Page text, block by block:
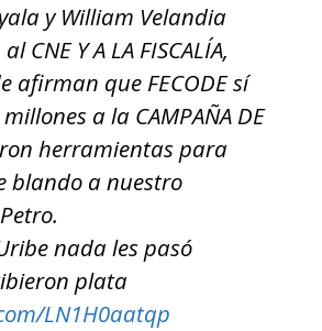
y William Velandia
CNE Y A LA FISCALÍA,
afirman que FECODE sí
a la CAMPAÑA DE
herramientas para
blando a nuestro
nada les pasó
plata
LN1H0aatqp